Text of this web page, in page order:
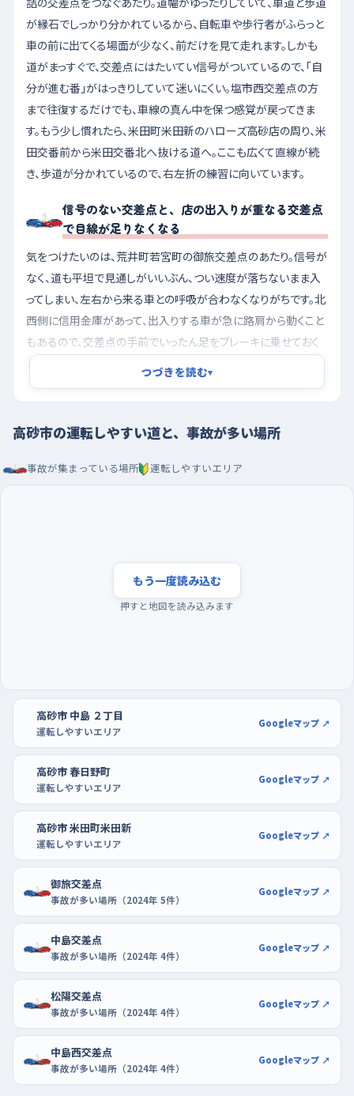
が縁石でしっかり分かれているから、自転車や歩行者がふらっと
車の前に出てくる場面が少なく、前だけを見て走れます。しかも
道がまっすぐで、交差点にはたいてい信号がついているので、「自
分が進む番」がはっきりしていて迷いにくい。塩市西交差点の方
まで往復するだけでも、車線の真ん中を保つ感覚が戻ってきま
す。もう少し慣れたら、米田町米田新のハローズ高砂店の周り、米
田交番前から米田交番北へ抜ける道へ。ここも広くて直線が続
き、歩道が分かれているので、右左折の練習に向いています。
信号のない交差点と、店の出入りが重なる交差点
で目線が足りなくなる
気をつけたいのは、荒井町若宮町の御旅交差点のあたり。信号が
なく、道も平坦で見通しがいいぶん、つい速度が落ちないまま入
ってしまい、左右から来る車との呼吸が合わなくなりがちです。北
西側に信用金庫があって、出入りする車が急に路肩から動くこと
もあるので、交差点の手前でいったん足をブレーキに乗せておく
と安心です。もうひとつは緑丘二丁目の中島交差点。信号はあり
ますが、南にイオン高砂店、西にマクドナルドと、車が入る・出るポ
イントが交差点のすぐそばに固まっています。だから青で進んでい
ても、店へ曲がろうとする車が急に減速したり、駐車場から出てく
端に入れておくと落ち着いて通れます。
と交差点での判断がぐっと忙しくなるので、その少し前、street が
まだ静かなうちに走ると、車線変更も右折もゆっくり考えられま
り返す・出るを何度でも繰り返せます。ホームセンターのモリス緑
丘店も、買い物のついでに一本ずつ丁寧に停め直すのに向いて
います。
つづきを読む▾
高砂市の運転しやすい道と、事故が多い場所
事故が集まっている場所 運転しやすいエリア
もう一度読み込む
押すと地図を読み込みます
高砂市 中島 ２丁目
運転しやすいエリア
Googleマップ ↗
高砂市 春日野町
運転しやすいエリア
Googleマップ ↗
高砂市 米田町米田新
運転しやすいエリア
Googleマップ ↗
御旅交差点
事故が多い場所（2024年 5件）
Googleマップ ↗
中島交差点
事故が多い場所（2024年 4件）
Googleマップ ↗
松陽交差点
事故が多い場所（2024年 4件）
Googleマップ ↗
中島西交差点
事故が多い場所（2024年 4件）
Googleマップ ↗